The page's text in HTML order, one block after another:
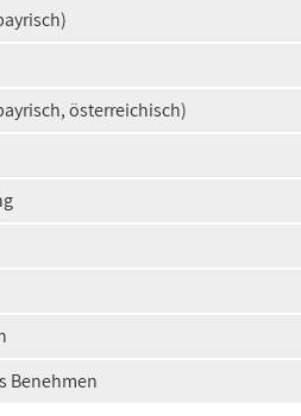
österreichisch)
Benehmen